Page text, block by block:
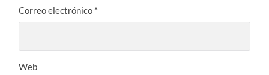
Correo electrónico *
Web